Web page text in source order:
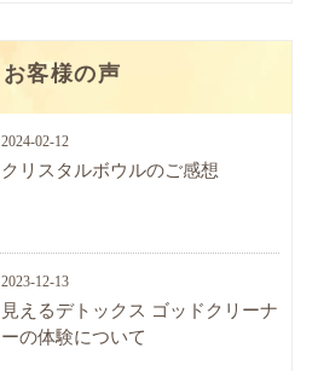
お客様の声
2024-02-12
クリスタルボウルのご感想
2023-12-13
見えるデトックス ゴッドクリーナ
ーの体験について